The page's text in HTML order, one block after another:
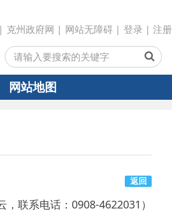
障碍| 登录 | 注册
4622031）